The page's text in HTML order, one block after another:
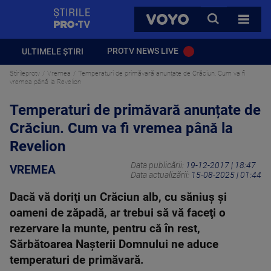
VOYO
CAUTA
TOATE
ULTIMELE ȘTIRI PROTV NEWS LIVE
Stirileprotv Vremea
Temperaturi de primăvară anunțate de Crăciun. Cum va fi
vremea până la Revelion
Temperaturi de primăvară anunțate de
Crăciun. Cum va fi vremea până la
Revelion
VREMEA Data publicării: 19-12-2017 | 18:47
Data actualizării: 15-08-2025 | 01:44
Dacă vă doriţi un Crăciun alb, cu săniuş şi
oameni de zăpadă, ar trebui să vă faceţi o
rezervare la munte, pentru că în rest,
Sărbătoarea Naşterii Domnului ne aduce
temperaturi de primăvară.